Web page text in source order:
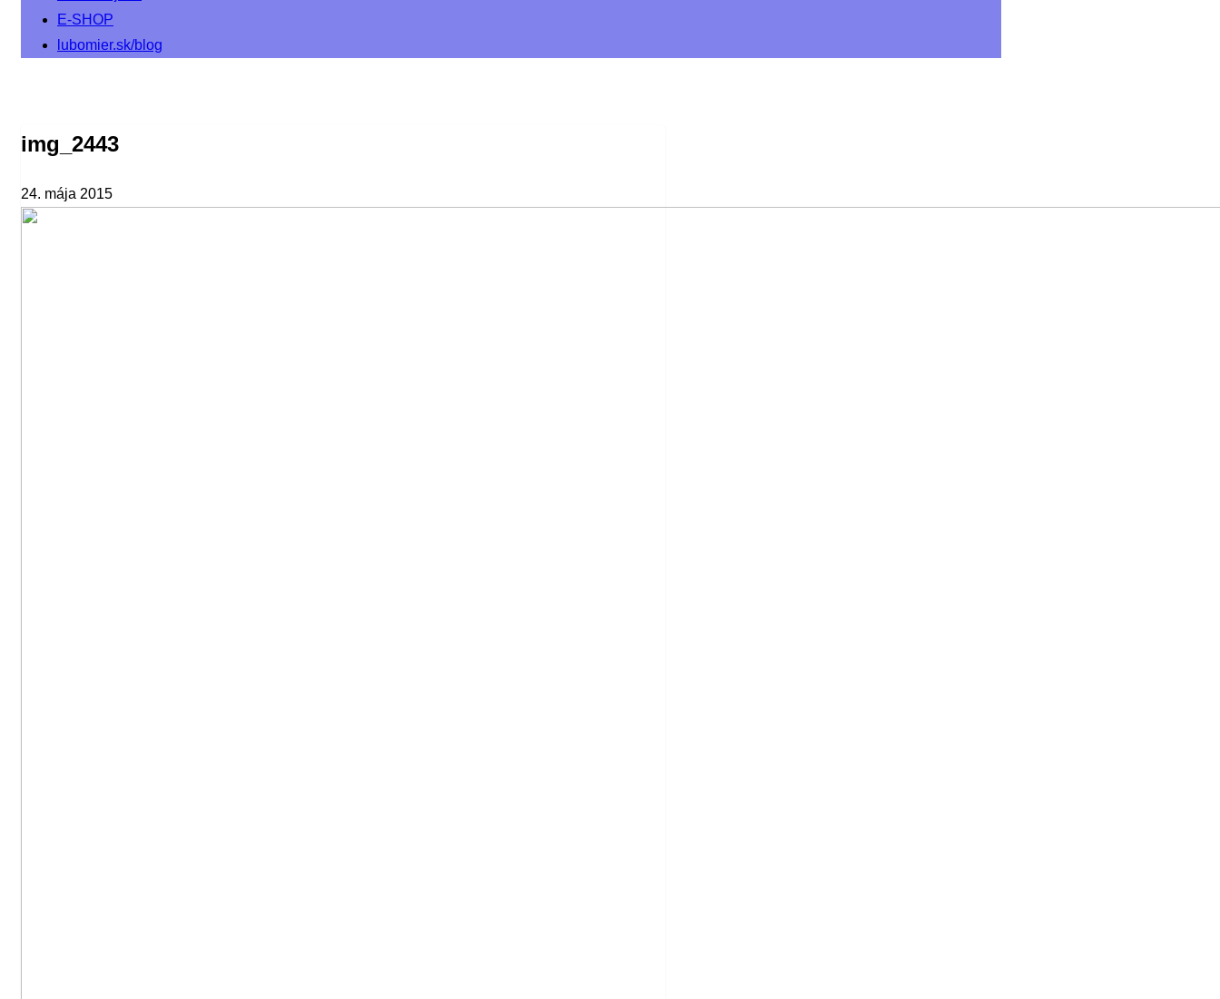
E-SHOP
lubomier.sk/blog
img_2443
24. mája 2015